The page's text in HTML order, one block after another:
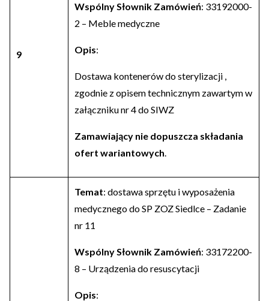
9
Wspólny Słownik Zamówień: 33192000-
2 – Meble medyczne
Opis:
Dostawa kontenerów do sterylizacji ,
zgodnie z opisem technicznym zawartym w
załączniku nr 4 do SIWZ
Zamawiający nie dopuszcza składania
ofert wariantowych.
Temat: dostawa sprzętu i wyposażenia
medycznego do SP ZOZ Siedlce – Zadanie
nr 11
Wspólny Słownik Zamówień: 33172200-
8 – Urządzenia do resuscytacji
Opis: